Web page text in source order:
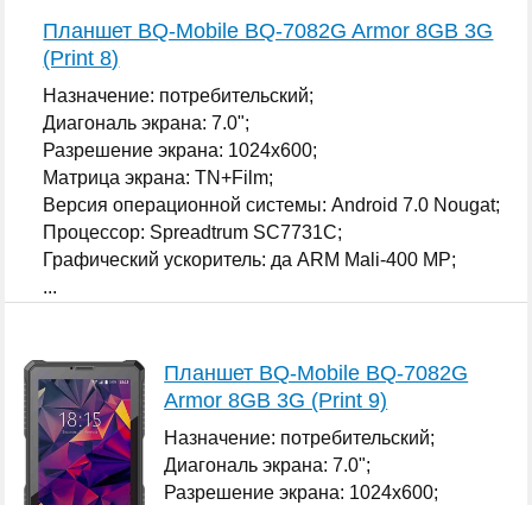
Планшет BQ-Mobile BQ-7082G Armor 8GB 3G
(Print 8)
Назначение: потребительский;
Диагональ экрана: 7.0";
Разрешение экрана: 1024x600;
Матрица экрана: TN+Film;
Версия операционной системы: Android 7.0 Nougat;
Процессор: Spreadtrum SC7731C;
Графический ускоритель: да ARM Mali-400 MP;
...
Планшет BQ-Mobile BQ-7082G
Armor 8GB 3G (Print 9)
Назначение: потребительский;
Диагональ экрана: 7.0";
Разрешение экрана: 1024x600;